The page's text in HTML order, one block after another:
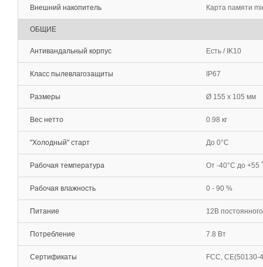
Внешний накопитель Карта памяти
ОБЩИЕ
Антивандальный корпус Есть / IK10
Класс пылевлагозащиты IP67
Размеры Ø 155 x 105 мм
Вес нетто 0.98 кг
"Холодный" старт До 0°С
Рабочая температура От -40°С до +55
Рабочая влажность 0 - 90 %
Питание 12В
Потребление 7.8 Вт
Сертификаты FCC, CE(50130-